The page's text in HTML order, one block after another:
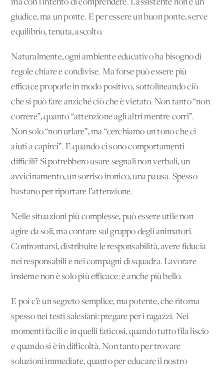
ma con l’intento di comprendere. L’assistente non è un
giudice, ma un ponte. E per essere un buon ponte, serve
equilibrio, tenuta, ascolto.
Naturalmente, ogni ambiente educativo ha bisogno di
regole chiare e condivise. Ma forse può essere più
efficace proporle in modo positivo, sottolineando ciò
che si può fare anziché ciò che è vietato. Non tanto “non
correre”, quanto “attenzione agli altri mentre corri”.
Non solo “non urlare”, ma “cerchiamo un tono che ci
aiuti a capirci”. E quando ci sono comportamenti
difficili? Si potrebbero usare segnali non verbali, un
avvicinamento, un sorriso ironico, una pausa. Spesso
bastano per riportare l’attenzione.
Nelle situazioni più complesse, può essere utile non
agire da soli, ma contare sul gruppo degli animatori.
Confrontarsi, distribuire le responsabilità, avere fiducia
nei responsabili e nei compagni di squadra. Lavorare
insieme non è solo più efficace: è anche più bello.
E poi c’è un segreto semplice, ma potente, che ritorna
spesso nei testi salesiani: pregare per i ragazzi. Nei
momenti facili e in quelli faticosi, quando tutto fila liscio
e quando si è in difficoltà. Non tanto per trovare
soluzioni immediate, quanto per educare il nostro